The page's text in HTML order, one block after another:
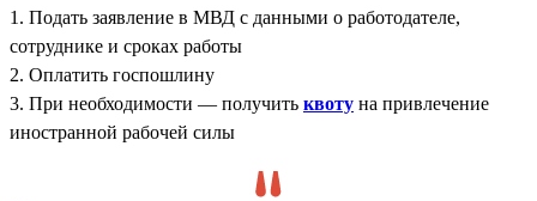
1. Подать заявление в МВД с данными о работодателе,
сотруднике и сроках работы
2. Оплатить госпошлину
3. При необходимости — получить квоту на привлечение
иностранной рабочей силы